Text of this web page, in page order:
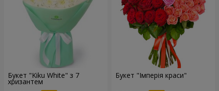
Букет "Kiku White" з 7
хризантем
Букет "Імперія краси"